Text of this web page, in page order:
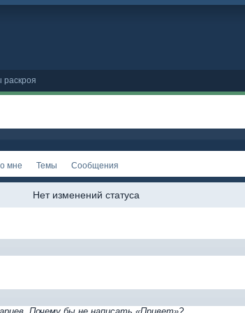
раскроя
мне Темы Сообщения
Нет изменений статуса